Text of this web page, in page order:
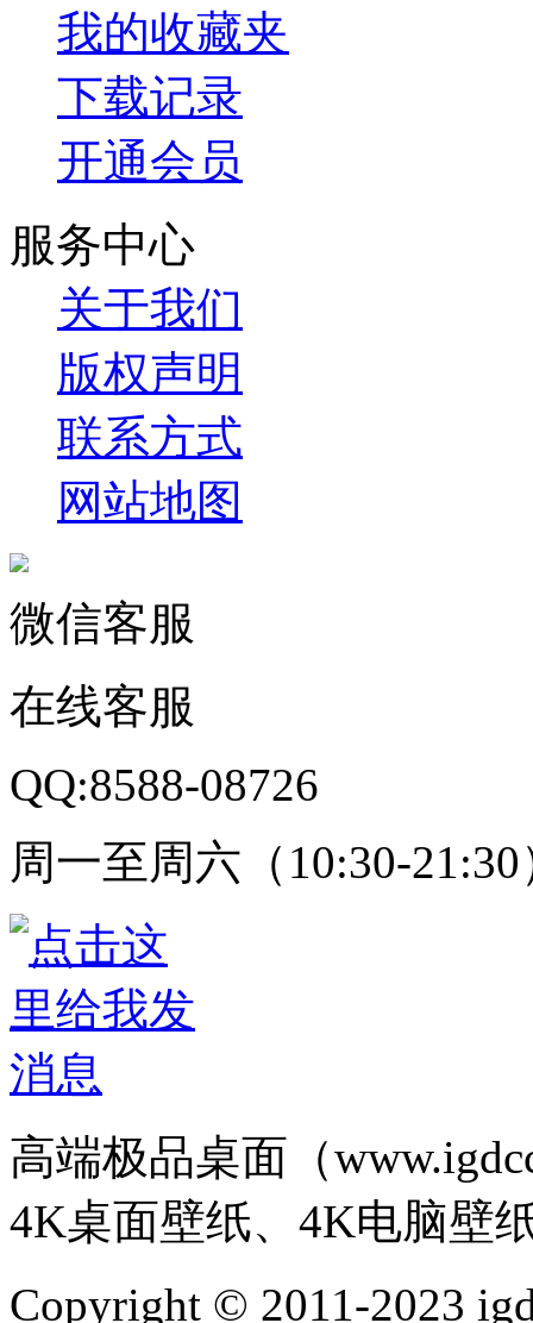
我的收藏夹
下载记录
开通会员
服务中心
关于我们
版权声明
联系方式
网站地图
微信客服
在线客服
QQ:8588-08726
周一至周六（10:30-21:30
高端极品桌面（
4K桌面壁纸、4K电脑壁
Copyright © 2011-2023